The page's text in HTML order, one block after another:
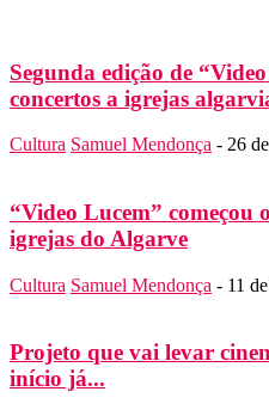
Segunda edição de
concertos a igrejas
Cultura Samuel Mendonça - 26
“Video Lucem” começou
igrejas do Algarve
Cultura Samuel Mendonça - 11
Projeto que vai levar
início já...